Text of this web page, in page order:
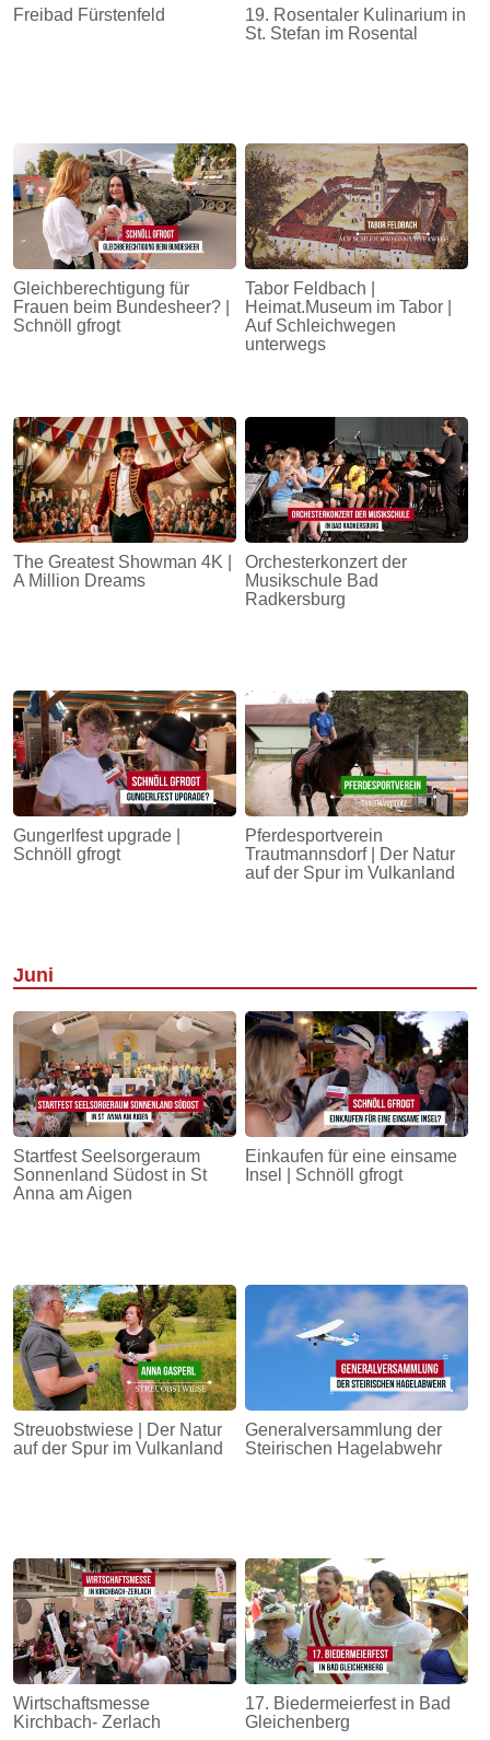
Freibad Fürstenfeld
19. Rosentaler Kulinarium in
St. Stefan im Rosental
Gleichberechtigung für
Frauen beim Bundesheer? |
Schnöll gfrogt
Tabor Feldbach |
Heimat.Museum im Tabor |
Auf Schleichwegen
unterwegs
The Greatest Showman 4K |
A Million Dreams
Orchesterkonzert der
Musikschule Bad
Radkersburg
Gungerlfest upgrade |
Schnöll gfrogt
Pferdesportverein
Trautmannsdorf | Der Natur
auf der Spur im Vulkanland
Juni
Startfest Seelsorgeraum
Sonnenland Südost in St
Anna am Aigen
Einkaufen für eine einsame
Insel | Schnöll gfrogt
Streuobstwiese | Der Natur
auf der Spur im Vulkanland
Generalversammlung der
Steirischen Hagelabwehr
Wirtschaftsmesse
Kirchbach- Zerlach
17. Biedermeierfest in Bad
Gleichenberg